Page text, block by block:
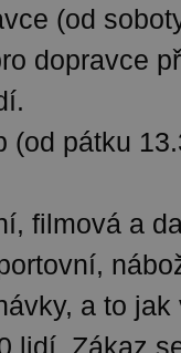
(od
dopravce
(od pátku
filmová a
a to jak
lidí. Zákaz